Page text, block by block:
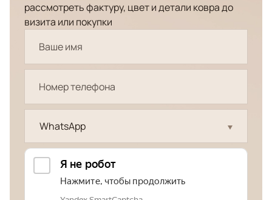
рассмотреть фактуру, цвет и детали ковра до
визита или покупки
WhatsApp